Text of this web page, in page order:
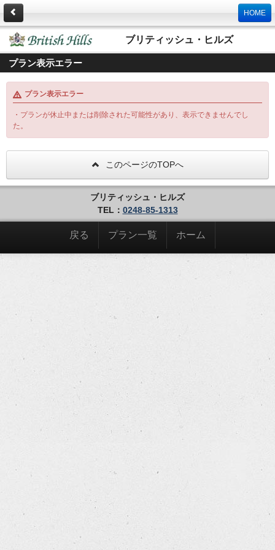
HOME
ブリティッシュ・ヒルズ
プラン表示エラー
プラン表示エラー
・プランが休止中または削除された可能性があり、表示できませんでし
た。
このページのTOPへ
ブリティッシュ・ヒルズ
TEL： 0248-85-1313
戻る プラン一覧 ホーム